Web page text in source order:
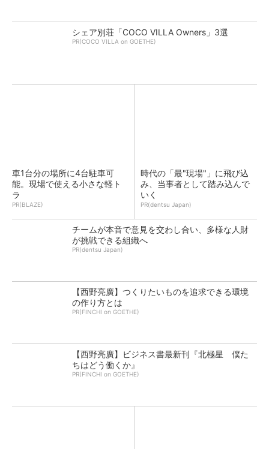
シェア別荘「COCO VILLA Owners」3選
PR(COCO VILLA on GOETHE)
車1台分の場所に4台駐車可
能。現場で使える小さな軽ト
ラ
PR(BLAZE)
時代の「最"現場"」に飛び込
み、当事者として踏み込んで
いく
PR(dentsu Japan)
チームが本音で意見を交わし合い、多様な人財
が挑戦できる組織へ
PR(dentsu Japan)
【西野亮廣】つくりたいものを追求できる環境
の作り方とは
PR(FINCHI on GOETHE)
【西野亮廣】ビジネス書最新刊『北極星 僕た
ちはどう働くか』
PR(FINCHI on GOETHE)